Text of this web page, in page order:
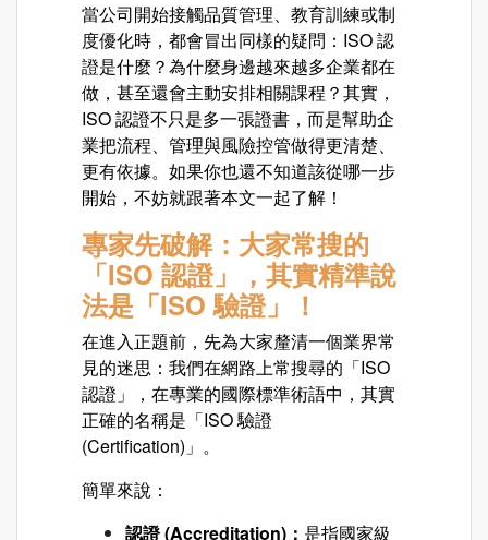
當公司開始接觸品質管理、教育訓練或制
度優化時，都會冒出同樣的疑問：ISO 認
證是什麼？為什麼身邊越來越多企業都在
做，甚至還會主動安排相關課程？其實，
ISO 認證不只是多一張證書，而是幫助企
業把流程、管理與風險控管做得更清楚、
更有依據。如果你也還不知道該從哪一步
開始，不妨就跟著本文一起了解！
專家先破解：大家常搜的
「ISO 認證」，其實精準說
法是「ISO 驗證」！
在進入正題前，先為大家釐清一個業界常
見的迷思：我們在網路上常搜尋的「ISO
認證」，在專業的國際標準術語中，其實
正確的名稱是「ISO 驗證
(Certification)」。
簡單來說：
認證 (Accreditation)： 是指國家級